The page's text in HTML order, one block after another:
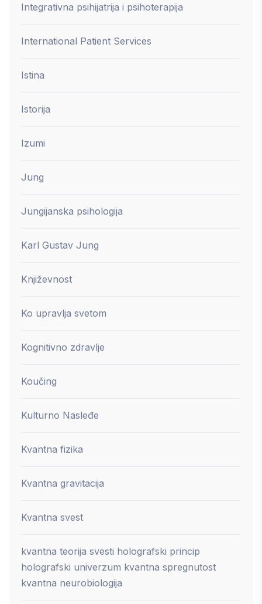
Integrativna psihijatrija i psihoterapija
International Patient Services
Istina
Istorija
Izumi
Jung
Jungijanska psihologija
Karl Gustav Jung
Književnost
Ko upravlja svetom
Kognitivno zdravlje
Koučing
Kulturno Nasleđe
Kvantna fizika
Kvantna gravitacija
Kvantna svest
kvantna teorija svesti holografski princip
holografski univerzum kvantna spregnutost
kvantna neurobiologija